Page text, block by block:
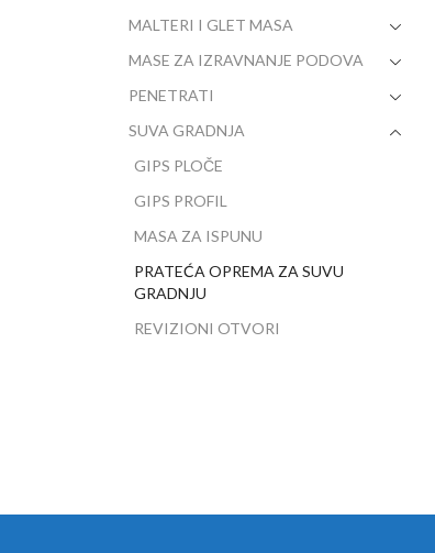
MALTERI I GLET MASA
MASE ZA IZRAVNANJE PODOVA
PENETRATI
SUVA GRADNJA
GIPS PLOČE
GIPS PROFIL
MASA ZA ISPUNU
PRATEĆA OPREMA ZA SUVU
GRADNJU
REVIZIONI OTVORI